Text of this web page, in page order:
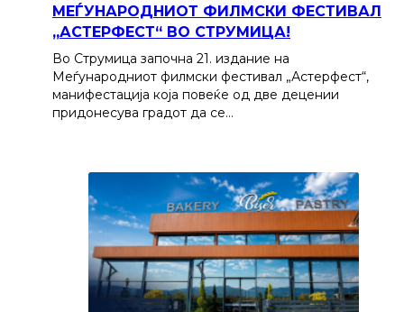
МЕЃУНАРОДНИОТ ФИЛМСКИ ФЕСТИВАЛ
„АСТЕРФЕСТ“ ВО СТРУМИЦА!
Во Струмица започна 21. издание на
Меѓународниот филмски фестивал „Астерфест“,
манифестација која повеќе од две децении
придонесува градот да се…